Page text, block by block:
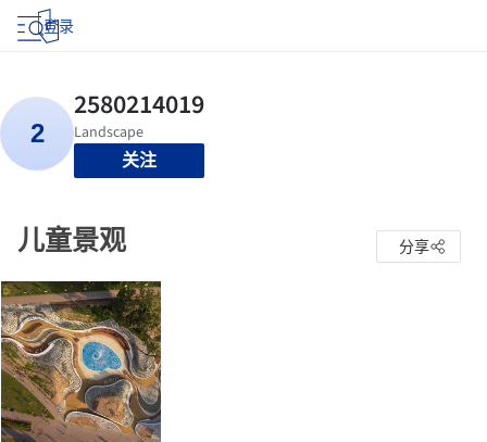
登录
关注
儿童景观 分享